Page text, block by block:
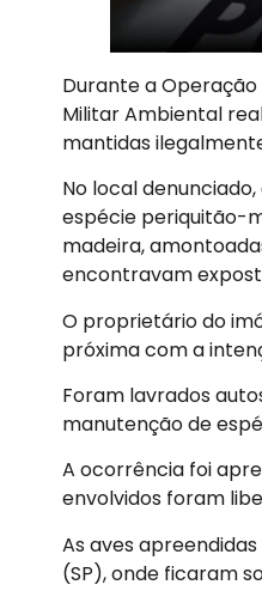
Durante a
Militar Ambiental
mantidas
No local
espécie periquitão-
madeira,
encontravam
O proprietário do
próxima com a
Foram lavrados
manutenção de
A ocorrência foi
envolvidos foram
As aves
(SP), onde ficaram